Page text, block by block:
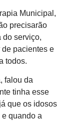
Municipal,
precisarão
do serviço,
pacientes e
todos.
falou da
tinha esse
que os idosos
quando a